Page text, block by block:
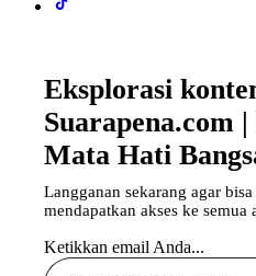
Eksplorasi
Suarapena.com
Mata Hati
Langganan sekarang agar
mendapatkan akses ke semua
Ketikkan email Anda...